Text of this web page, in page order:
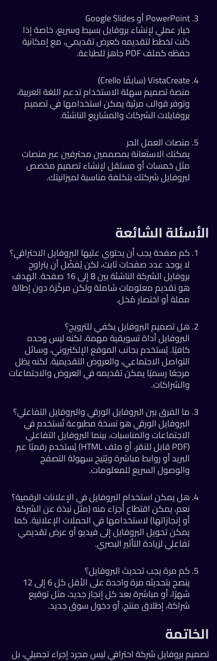
PowerPoint أو Google Slides
خيار عملي لإنشاء بروفايل بسيط وسريع، خاصة إذا
كنت تخطط لتقديمه كعرض تقديمي، مع إمكانية
حفظه كملف PDF جاهز للطباعة.
VistaCreate (سابقًا Crello)
منصة تصميم سهلة الاستخدام تدعم اللغة العربية،
وتوفر قوالب مرئية يمكن استخدامها في تصميم
بروفايلات الشركات والمشاريع الناشئة.
منصات العمل الحر
يمكنك الاستعانة بمصممين محترفين عبر منصات
مثل خمسات أو مستقل لإنشاء تصميم مخصص
لبروفايل شركتك بتكلفة مناسبة لميزانيتك.
الشائعة
كم صفحة يجب أن يحتوي عليها البروفايل الاحترافي؟
لا يوجد عدد صفحات ثابت، لكن يُفضّل أن يتراوح
بروفايل الشركة الناشئة بين 8 إلى 16 صفحة. الهدف
هو تقديم معلومات شاملة ولكن مركّزة دون إطالة
مملة أو اختصار مُخل.
هل تصميم البروفايل يكفي للترويج؟
البروفايل أداة تسويقية مهمة، لكنه ليس وحده
كافيًا. يُستخدم بجانب الموقع الإلكتروني، وسائل
التواصل الاجتماعي، والعروض التقديمية. لكنه يظل
مرجعًا رسميًا يمكن تقديمه في العروض والاجتماعات
والشراكات.
ما الفرق بين البروفايل الورقي والبروفايل التفاعلي؟
البروفايل الورقي هو نسخة مطبوعة تُستخدم في
الاجتماعات والمناسبات، بينما البروفايل التفاعلي
(PDF قابل للنقر، أو ملف HTML) يُستخدم رقميًا عبر
البريد أو روابط مباشرة ويُتيح سهولة التصفح
والوصول السريع للمعلومات.
هل يمكن استخدام البروفايل في الإعلانات الرقمية؟
نعم، يمكن اقتطاع أجزاء منه (مثل نبذة عن الشركة
أو إنجازاتها) لاستخدامها في الحملات الإعلانية. كما
يمكن تحويل البروفايل إلى فيديو أو عرض تقديمي
تفاعلي لزيادة التأثير البصري.
كم مرة يجب تحديث البروفايل؟
ينصح بتحديثه مرة واحدة على الأقل كل 6 إلى 12
شهرًا، أو مباشرة بعد كل إنجاز جديد، مثل توقيع
شراكة، إطلاق منتج، أو دخول سوق جديد.
بروفايل شركة احترافي ليس مجرد إجراء تجميلي، بل